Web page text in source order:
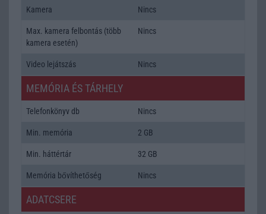
Kamera Nincs
Max. kamera felbontás (több
kamera esetén)
Nincs
Video lejátszás Nincs
MEMÓRIA ÉS TÁRHELY
Telefonkönyv db Nincs
Min. memória 2 GB
Min. háttértár 32 GB
Memória bővíthetőség Nincs
ADATCSERE